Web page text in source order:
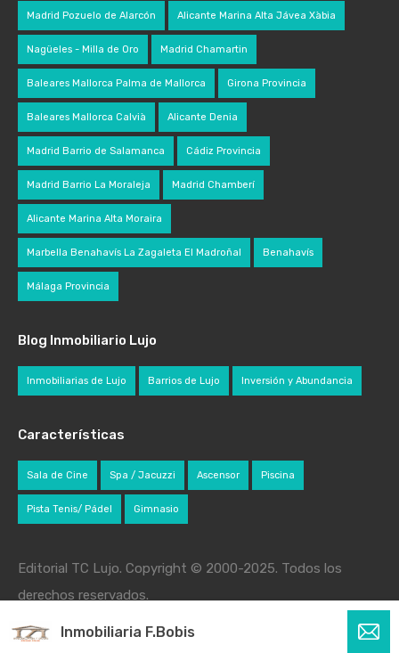
Madrid Pozuelo de Alarcón Alicante Marina Alta Jávea Xàbia
Nagüeles - Milla de Oro Madrid Chamartin
Baleares Mallorca Palma de Mallorca Girona Provincia
Baleares Mallorca Calvià Alicante Denia
Madrid Barrio de Salamanca Cádiz Provincia
Madrid Barrio La Moraleja Madrid Chamberí
Alicante Marina Alta Moraira
Marbella Benahavís La Zagaleta El Madroñal Benahavís
Málaga Provincia
Blog Inmobiliario Lujo
Inmobiliarias de Lujo Barrios de Lujo Inversión y Abundancia
Características
Sala de Cine Spa / Jacuzzi Ascensor Piscina
Pista Tenis/ Pádel Gimnasio
Editorial TC Lujo. Copyright © 2000-2025. Todos los
derechos reservados.
Inmobiliaria F.Bobis